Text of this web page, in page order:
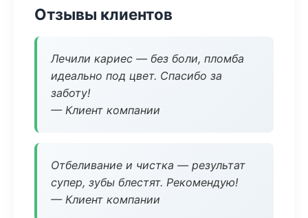
Отзывы клиентов
Лечили кариес — без боли, пломба
идеально под цвет. Спасибо за
заботу!
— Клиент компании
Отбеливание и чистка — результат
супер, зубы блестят. Рекомендую!
— Клиент компании